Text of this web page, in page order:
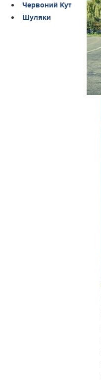
Червоний Кут
Шуляки